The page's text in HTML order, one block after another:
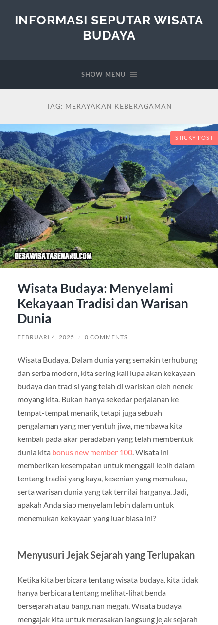
INFORMASI SEPUTAR WISATA
BUDAYA
SHOW MENU
TAG: MERAYAKAN KEBERAGAMAN
STICKY POST
Wisata Budaya: Menyelami
Kekayaan Tradisi dan Warisan
Dunia
FEBRUARI 4, 2025 / 0 COMMENTS
Wisata Budaya, Dalam dunia yang semakin terhubung
dan serba modern, kita sering kali lupa akan kekayaan
budaya dan tradisi yang telah di wariskan oleh nenek
moyang kita. Bukan hanya sekedar perjalanan ke
tempat-tempat menarik, tetapi juga sebuah
pengalaman yang menyentuh jiwa, membawa kita
kembali pada akar peradaban yang telah membentuk
dunia kita bonus new member 100. Wisata ini
memberikan kesempatan untuk menggali lebih dalam
tentang tradisi yang kaya, kesenian yang memukau,
serta warisan dunia yang tak ternilai harganya. Jadi,
apakah Anda siap menyelam lebih dalam untuk
menemukan kekayaan yang luar biasa ini?
Menyusuri Jejak Sejarah yang Terlupakan
Ketika kita berbicara tentang wisata budaya, kita tidak
hanya berbicara tentang melihat-lihat benda
bersejarah atau bangunan megah. Wisata budaya
mengajak kita untuk merasakan langsung jejak sejarah